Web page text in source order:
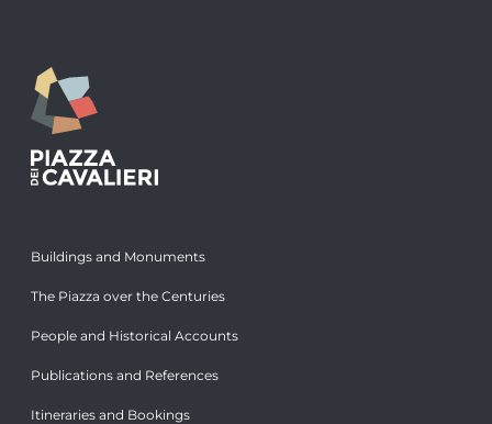
Buildings and Monuments
The Piazza over the Centuries
People and Historical Accounts
Publications and References
Itineraries and Bookings